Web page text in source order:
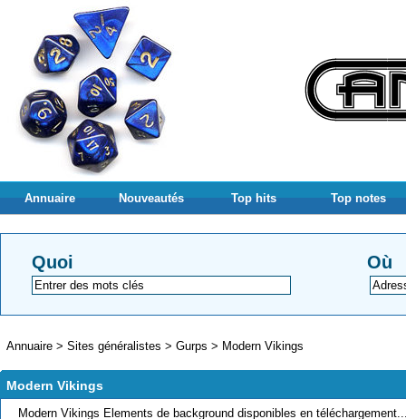
Annuaire Nouveautés Top hits Top notes
Quoi Où
Annuaire > Sites généralistes > Gurps > Modern Vikings
Modern Vikings
Modern Vikings Elements de background disponibles en